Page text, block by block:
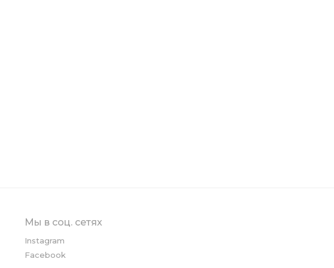
Мы в соц. сетях
Instagram
Facebook